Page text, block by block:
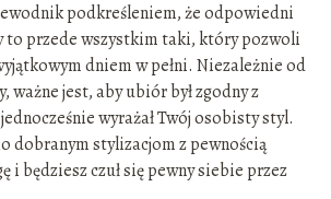
podkreśleniem, że odpowiedni
to przede wszystkim taki, który pozwoli
dniem w pełni. Niezależnie od
ważne jest, aby ubiór był zgodny z
wyrażał Twój osobisty styl.
dobranym stylizacjom z pewnością
i będziesz czuł się pewny siebie przez